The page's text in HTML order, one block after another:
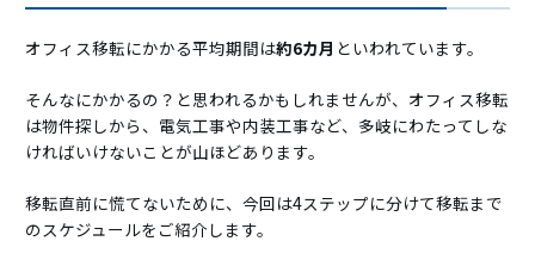
オフィス移転にかかる平均期間は約6カ月 といわれています。
そんなにかかるの？と思われるかもしれませんが、オフィス移転
は物件探しから、電気工事や内装工事など、多岐にわたってしな
ければいけないことが山ほどあります。
移転直前に慌てないために、今回は4ステップに分けて移転まで
のスケジュールをご紹介します。